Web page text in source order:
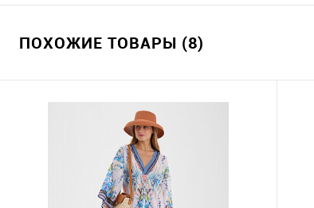
ПОХОЖИЕ ТОВАРЫ (8)